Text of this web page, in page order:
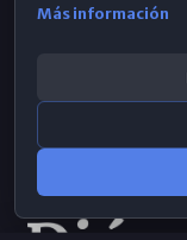
Más información